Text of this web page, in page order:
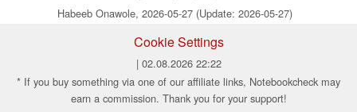
Habeeb Onawole, 2026-05-27 (Update: 2026-05-27)
Cookie Settings
| 02.08.2026 22:22
* If you buy something via one of our affiliate links, Notebookcheck may
earn a commission. Thank you for your support!